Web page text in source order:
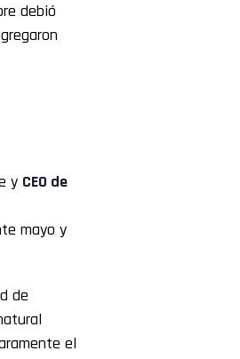
debió
y CEO de
mayo y
de
el